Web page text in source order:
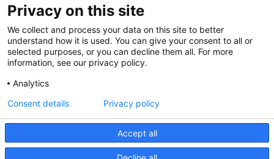
Aquisições
Copyright © 2025 Câmara Brasil-Alemanha
Termos
Designed byagência ili
Powered byfalcotec
Privacy on this site
We collect and process your data on this site to better
understand how it is used. You can give your consent to all or
selected purposes, or you can decline them all. For more
information, see our privacy policy.
Analytics
Accept all
Consent details Privacy policy